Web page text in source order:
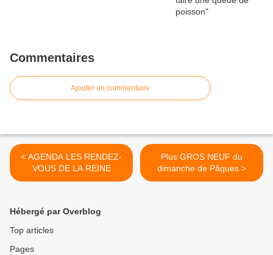
Commentaires
Ajouter un commentaire
< AGENDA LES RENDEZ-
VOUS DE LA REINE
Plus GROS NEUF du
dimanche de Pâques >
Hébergé par Overblog
Top articles
Pages